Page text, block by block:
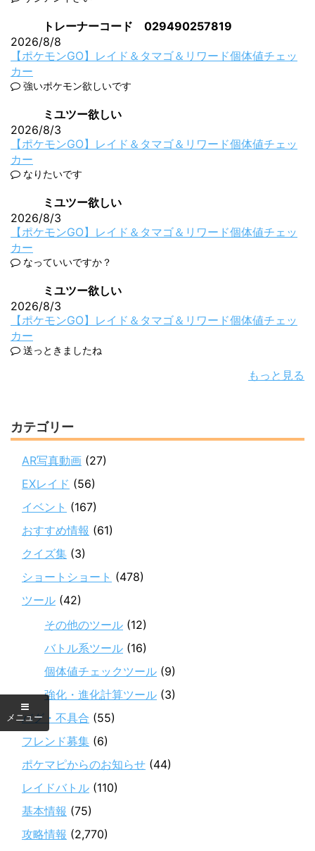
トレーナーコード 029490257819
2026/8/8
【ポケモンGO】レイド＆タマゴ＆リワード個体値チェッ
カー
強いポケモン欲しいです
ミユツー欲しい
2026/8/3
【ポケモンGO】レイド＆タマゴ＆リワード個体値チェッ
カー
なりたいです
ミユツー欲しい
2026/8/3
【ポケモンGO】レイド＆タマゴ＆リワード個体値チェッ
カー
なっていいですか？
ミユツー欲しい
2026/8/3
【ポケモンGO】レイド＆タマゴ＆リワード個体値チェッ
カー
送っときましたね
もっと見る
カテゴリー
AR写真動画 (27)
EXレイド (56)
イベント (167)
おすすめ情報 (61)
クイズ集 (3)
ショートショート (478)
ツール (42)
その他のツール (12)
バトル系ツール (16)
個体値チェックツール (9)
強化・進化計算ツール (3)
バグ・不具合 (55)
フレンド募集 (6)
ポケマピからのお知らせ (44)
レイドバトル (110)
基本情報 (75)
攻略情報 (2,770)